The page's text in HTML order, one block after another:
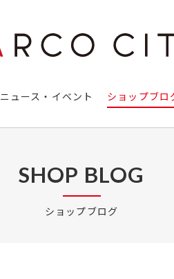
ニュース・イベント ショップブロ
SHOP BLOG
ショップブログ